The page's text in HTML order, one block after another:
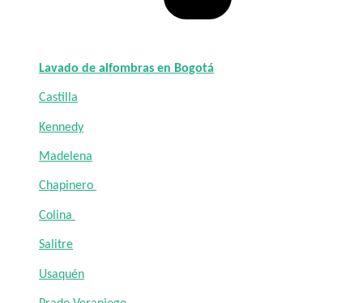
Lavado de alfombras en Bogotá
Castilla
Kennedy
Madelena
Chapinero
Colina
Salitre
Usaquén